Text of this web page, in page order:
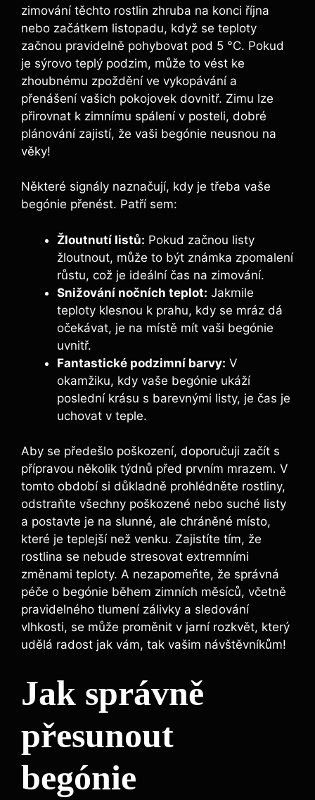
zimování těchto rostlin zhruba na konci října
nebo začátkem listopadu, když se teploty
začnou pravidelně pohybovat pod 5 °C. Pokud
je sýrovo teplý podzim, může to vést ke
zhoubnému zpoždění ve vykopávání a
přenášení vašich pokojovek dovnitř. Zimu lze
přirovnat k zimnímu spálení v posteli, dobré
plánování zajistí, že vaši begónie neusnou na
věky!
Některé signály naznačují, kdy je třeba vaše
begónie přenést. Patří sem:
Žloutnutí listů: Pokud začnou listy
žloutnout, může to být známka zpomalení
růstu, což je ideální čas na zimování.
Snižování nočních teplot: Jakmile
teploty klesnou k prahu, kdy se mráz dá
očekávat, je na místě mít vaši begónie
uvnitř.
Fantastické podzimní barvy: V
okamžiku, kdy vaše begónie ukáží
poslední krásu s barevnými listy, je čas je
uchovat v teple.
Aby se předešlo poškození, doporučuji začít s
přípravou několik týdnů před prvním mrazem. V
tomto období si důkladně prohlédněte rostliny,
odstraňte všechny poškozené nebo suché listy
a postavte je na slunné, ale chráněné místo,
které je teplejší než venku. Zajistíte tím, že
rostlina se nebude stresovat extremními
změnami teploty. A nezapomeňte, že správná
péče o begónie během zimních měsíců, včetně
pravidelného tlumení zálivky a sledování
vlhkosti, se může proměnit v jarní rozkvět, který
udělá radost jak vám, tak vašim návštěvníkům!
Jak správně
přesunout
begónie